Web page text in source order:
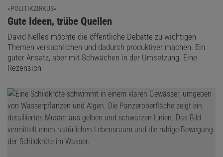
»POLITIKZIRKUS«
:
Gute Ideen, trübe Quellen
David Nelles möchte die öffentliche Debatte zu wichtigen
Themen versachlichen und dadurch produktiver machen. Ein
guter Ansatz, aber mit Schwächen in der Umsetzung. Eine
Rezension